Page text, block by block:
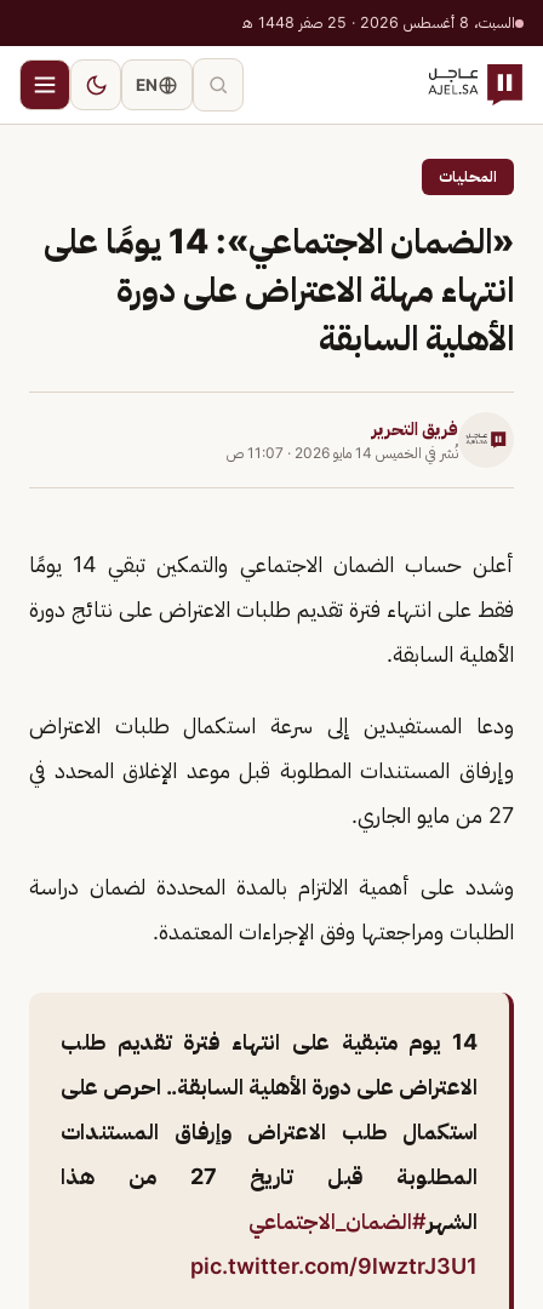
السبت، 8 أغسطس 2026 · 25 صفر 1448 هـ
EN
المحليات
«الضمان الاجتماعي»: 14 يومًا على
انتهاء مهلة الاعتراض على دورة
الأهلية السابقة
فريق التحرير
نُشر في الخميس 14 مايو 2026 · 11:07 ص
أعلن حساب الضمان الاجتماعي والتمكين تبقي 14 يومًا
فقط على انتهاء فترة تقديم طلبات الاعتراض على نتائج دورة
الأهلية السابقة.
ودعا المستفيدين إلى سرعة استكمال طلبات الاعتراض
وإرفاق المستندات المطلوبة قبل موعد الإغلاق المحدد في
27 من مايو الجاري.
وشدد على أهمية الالتزام بالمدة المحددة لضمان دراسة
الطلبات ومراجعتها وفق الإجراءات المعتمدة.
14 يوم متبقية على انتهاء فترة تقديم طلب
الاعتراض على دورة الأهلية السابقة.. احرص على
استكمال طلب الاعتراض وإرفاق المستندات
المطلوبة قبل تاريخ 27 من هذا
الشهر#الضمان_الاجتماعي
pic.twitter.com/9lwztrJ3U1